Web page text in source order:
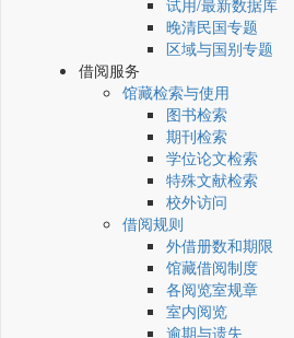
试用/最新数据库
晚清民国专题
区域与国别专题
借阅服务
馆藏检索与使用
图书检索
期刊检索
学位论文检索
特殊文献检索
校外访问
借阅规则
外借册数和期限
馆藏借阅制度
各阅览室规章
室内阅览
逾期与遗失